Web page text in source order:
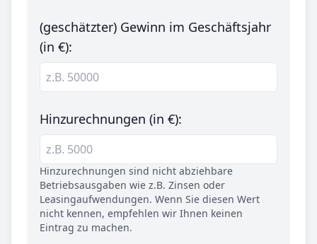
(geschätzter) Gewinn im Geschäftsjahr
(in €):
Hinzurechnungen (in €):
Hinzurechnungen sind nicht abziehbare
Betriebsausgaben wie z.B. Zinsen oder
Leasingaufwendungen. Wenn Sie diesen Wert
nicht kennen, empfehlen wir Ihnen keinen
Eintrag zu machen.